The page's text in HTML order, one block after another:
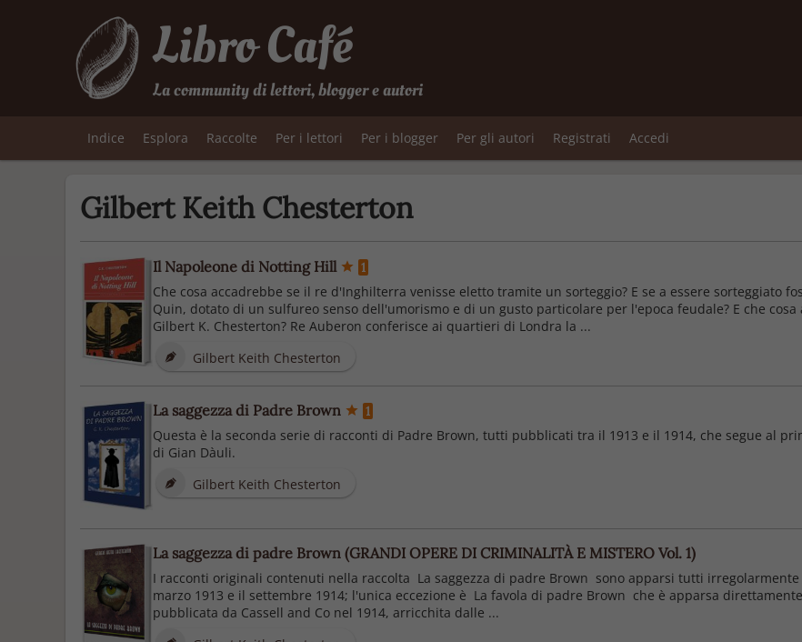
Libro Café
La community di lettori, blogger e autori
Indice Esplora Raccolte Per i lettori Per i blogger Per gli autori Registrati Accedi
Gilbert Keith Chesterton
Il Napoleone di Notting Hill 1
Che cosa accadrebbe se il re d'Inghilterra venisse eletto tramite un sorteggio? E se a essere sorteggiato
Quin, dotato di un sulfureo senso dell'umorismo e di un gusto particolare per l'epoca feudale? E che
Gilbert K. Chesterton? Re Auberon conferisce ai quartieri di Londra la ...
Gilbert Keith Chesterton
La saggezza di Padre Brown 1
Questa è la seconda serie di racconti di Padre Brown, tutti pubblicati tra il 1913 e il 1914, che segue al
di Gian Dàuli.
Gilbert Keith Chesterton
La saggezza di padre Brown (GRANDI OPERE DI CRIMINALITÀ E MISTERO Vol. 1)
I racconti originali contenuti nella raccolta La saggezza di padre Brown sono apparsi tutti
marzo 1913 e il settembre 1914; l'unica eccezione è La favola di padre Brown che è apparsa
pubblicata da Cassell and Co nel 1914, arricchita dalle ...